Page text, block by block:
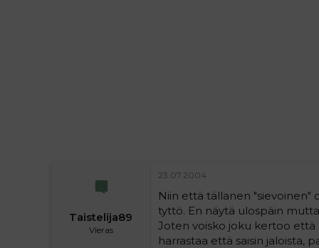
Taistelija89
Vieras
23.07.2004
Niin että tällanen "sievoinen"
tyttö. En näytä ulospäin
Joten voisko joku kertoo että
harrastaa että saisin jaloista,